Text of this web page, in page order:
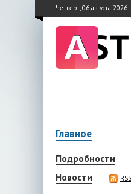
Четверг, 06 августа
Главное
Подробности
Новости RSS